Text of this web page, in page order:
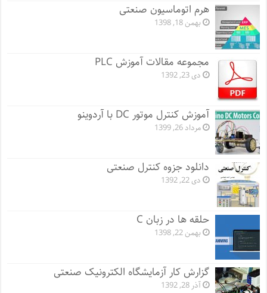
هرم اتوماسیون صنعتی
بهمن 18, 1398
مجموعه مقالات آموزش PLC
دی 23, 1392
آموزش کنترل موتور DC با آردوینو
مرداد 26, 1399
دانلود جزوه کنترل صنعتی
دی 22, 1392
حلقه ها در زبان C
بهمن 22, 1398
گزارش کار آزمایشگاه الکترونیک صنعتی
آذر 28, 1392